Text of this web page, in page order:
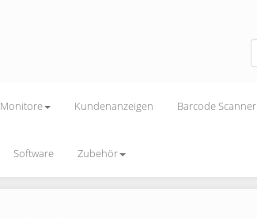
Monitore Kundenanzeigen Barcode Scanner
Software Zubehör